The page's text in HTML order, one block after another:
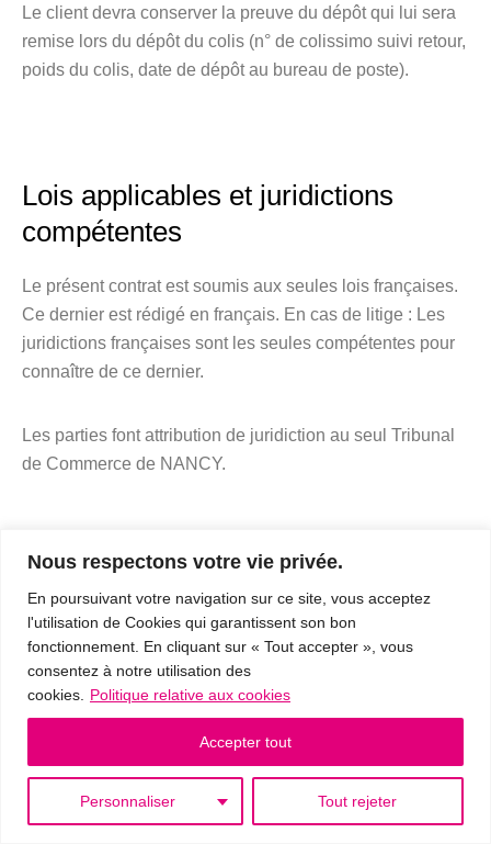
Nous respectons votre vie privée.
En poursuivant votre navigation sur ce site, vous acceptez
l'utilisation de Cookies qui garantissent son bon
fonctionnement. En cliquant sur « Tout accepter », vous
consentez à notre utilisation des
cookies.
Politique relative aux cookies
Personnaliser Tout rejeter
Accepter tout
Le client devra conserver la preuve du dépôt qui lui sera
remise lors du dépôt du colis (n° de colissimo suivi retour,
poids du colis, date de dépôt au bureau de poste).
Lois applicables et juridictions
compétentes
Le présent contrat est soumis aux seules lois françaises.
Ce dernier est rédigé en français. En cas de litige : Les
juridictions françaises sont les seules compétentes pour
connaître de ce dernier.
Les parties font attribution de juridiction au seul Tribunal
de Commerce de NANCY.
Responsabilité
La SARLU ORINIE n’est tenue que d’une obligation de
moyen dans le cadre de la vente en ligne de ses produits
par le biais du présent site internet.
Sa responsabilité ne pourra en aucun cas être engagée
pour un dommage résultant de l’utilisation du réseau
internet, telles que perte de données, intrusion, virus,